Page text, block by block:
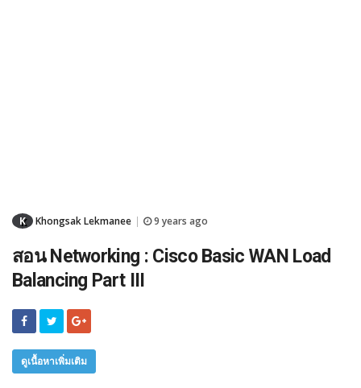
K Khongsak Lekmanee 9 years ago
สอน Networking : Cisco Basic WAN Load
Balancing Part III
ดูเนื้อหาเพิ่มเติม